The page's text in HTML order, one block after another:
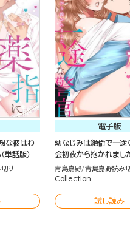
な彼はわ
単話版）
り
電子版
幼なじみは絶倫で一途
会初夜から抱かれました
青島嘉野 青島嘉野読み
Collection
試し読み